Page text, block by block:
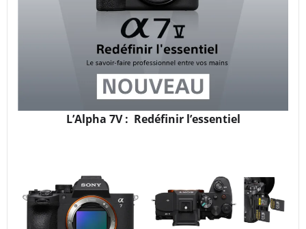
L’Alpha 7V : Redéfinir l’essentiel